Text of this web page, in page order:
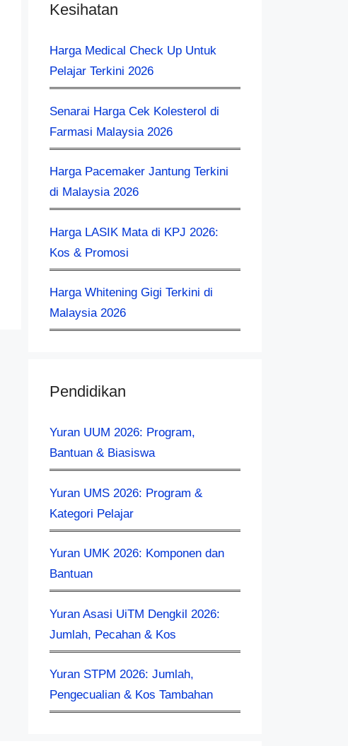
Kesihatan
Harga Medical Check Up Untuk
Pelajar Terkini 2026
Senarai Harga Cek Kolesterol di
Farmasi Malaysia 2026
Harga Pacemaker Jantung Terkini
di Malaysia 2026
Harga LASIK Mata di KPJ 2026:
Kos & Promosi
Harga Whitening Gigi Terkini di
Malaysia 2026
Pendidikan
Yuran UUM 2026: Program,
Bantuan & Biasiswa
Yuran UMS 2026: Program &
Kategori Pelajar
Yuran UMK 2026: Komponen dan
Bantuan
Yuran Asasi UiTM Dengkil 2026:
Jumlah, Pecahan & Kos
Yuran STPM 2026: Jumlah,
Pengecualian & Kos Tambahan